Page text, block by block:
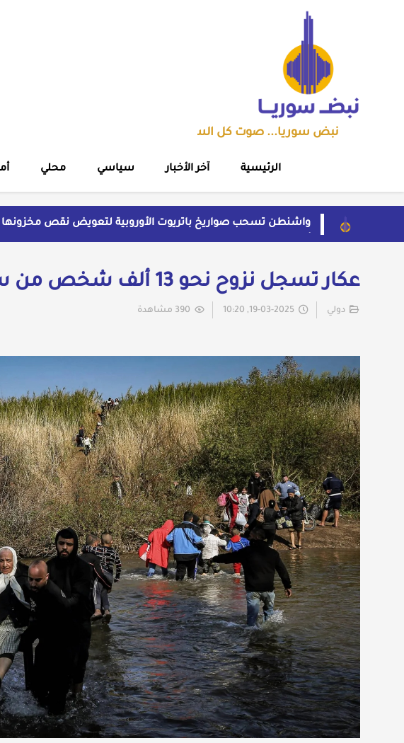
نبض سوريا... صوت كل السوريين
الرئيسية آخر الأخبار سياسي محلي
واشنطن تسحب صواريخ باتريوت الأوروبية لتعويض نقص مخزونها
أول رد ايراني على اتفاق "مكة" الدفاعي المشترك
مهرجان الشعر العربي بدمشق يتحول إلى منصة تشهير بالنسويات
قاسم يفتح باب اللقاء العلني مع القيادة السورية ويتهم السلطة
عكار تسجل نزوح نحو 13 ألف شخص من سوريا إلى شمالي لبنان
دولي